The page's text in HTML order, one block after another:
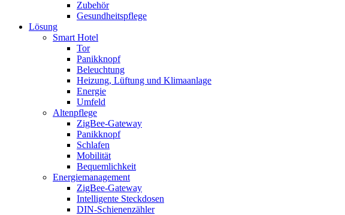
Zubehör
Gesundheitspflege
Lösung
Smart Hotel
Tor
Panikknopf
Beleuchtung
Heizung, Lüftung und Klimaanlage
Energie
Umfeld
Altenpflege
ZigBee-Gateway
Panikknopf
Schlafen
Mobilität
Bequemlichkeit
Energiemanagement
ZigBee-Gateway
Intelligente Steckdosen
DIN-Schienenzähler